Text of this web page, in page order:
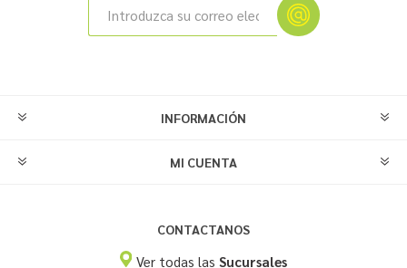
INFORMACIÓN
MI CUENTA
CONTACTANOS
Ver todas lasSucursales